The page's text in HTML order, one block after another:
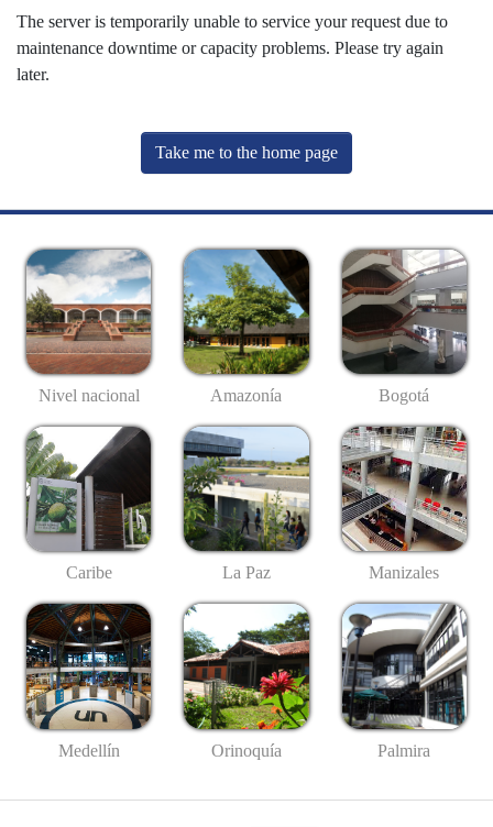
The server is temporarily unable to service your request due to
maintenance downtime or capacity problems. Please try again
later.
Take me to the home page
Nivel nacional Amazonía Bogotá
Caribe La Paz Manizales
Medellín Orinoquía Palmira